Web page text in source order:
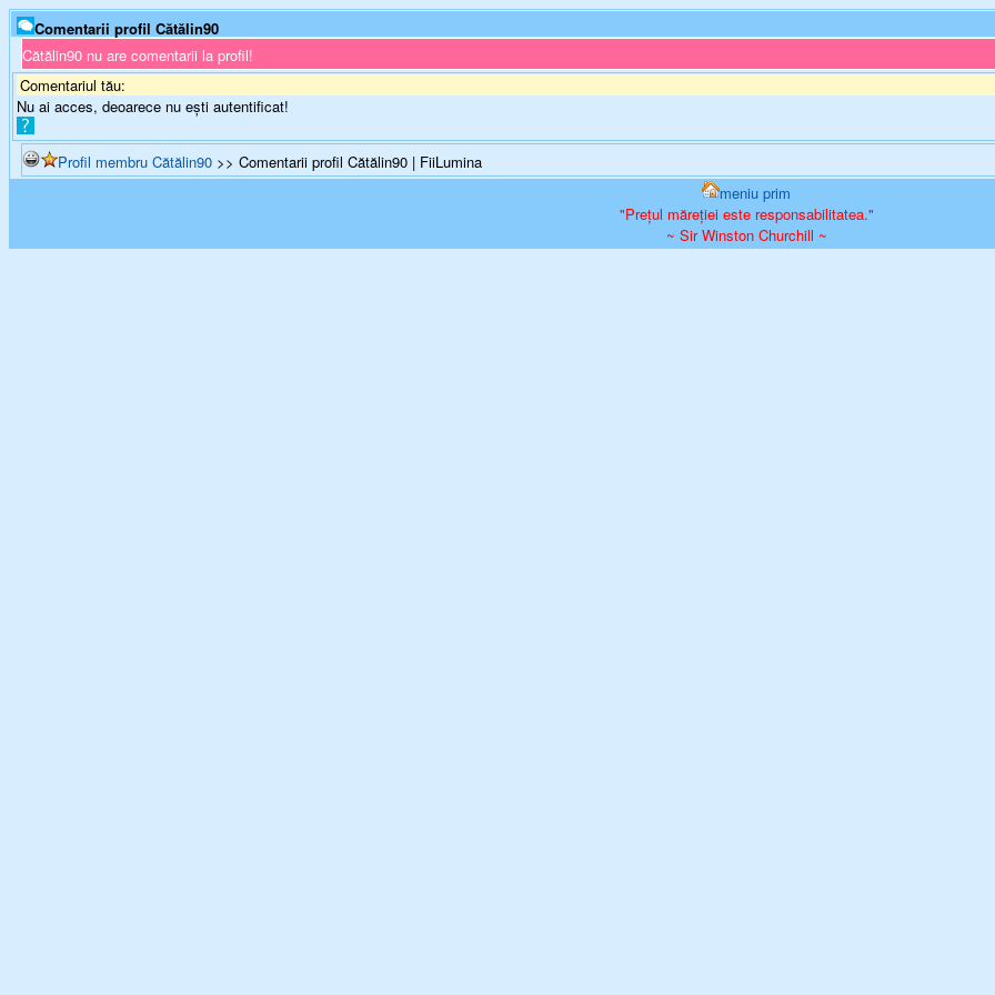
Comentarii profil Cătălin90
Cătălin90 nu are comentarii la profil!
Comentariul tău:
Nu ai acces, deoarece nu ești autentificat!
Profil membru Cătălin90 >> Comentarii profil Cătălin90 | FiiLumina
meniu prim
"Prețul măreției este responsabilitatea."
~ Sir Winston Churchill ~